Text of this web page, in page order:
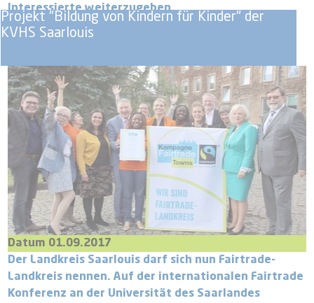
Projekt "Bildung von Kindern für Kinder" der
KVHS Saarlouis
Interessierte weiterzugeben.
Datum 01.09.2017
Der Landkreis Saarlouis darf sich nun Fairtrade-
Landkreis nennen. Auf der internationalen Fairtrade
Konferenz an der Universität des Saarlandes